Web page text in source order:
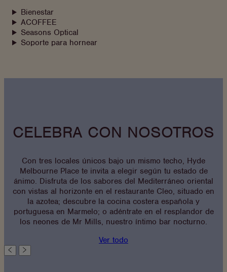
Bienestar
ACOFFEE
Seasons Optical
Soporte para hornear
CELEBRA CON NOSOTROS
Con tres locales únicos bajo un mismo techo, Hyde
Melbourne Place te invita a elegir según tu estado de
ánimo. Disfruta de los sabores del Mediterráneo oriental
con vistas al horizonte en el restaurante Cleo, situado en
la azotea; descubre la cocina costera española y
portuguesa en Marmelo; o adéntrate en el resplandor de
los neones de Mr Mills, nuestro íntimo bar nocturno.
Ver todo